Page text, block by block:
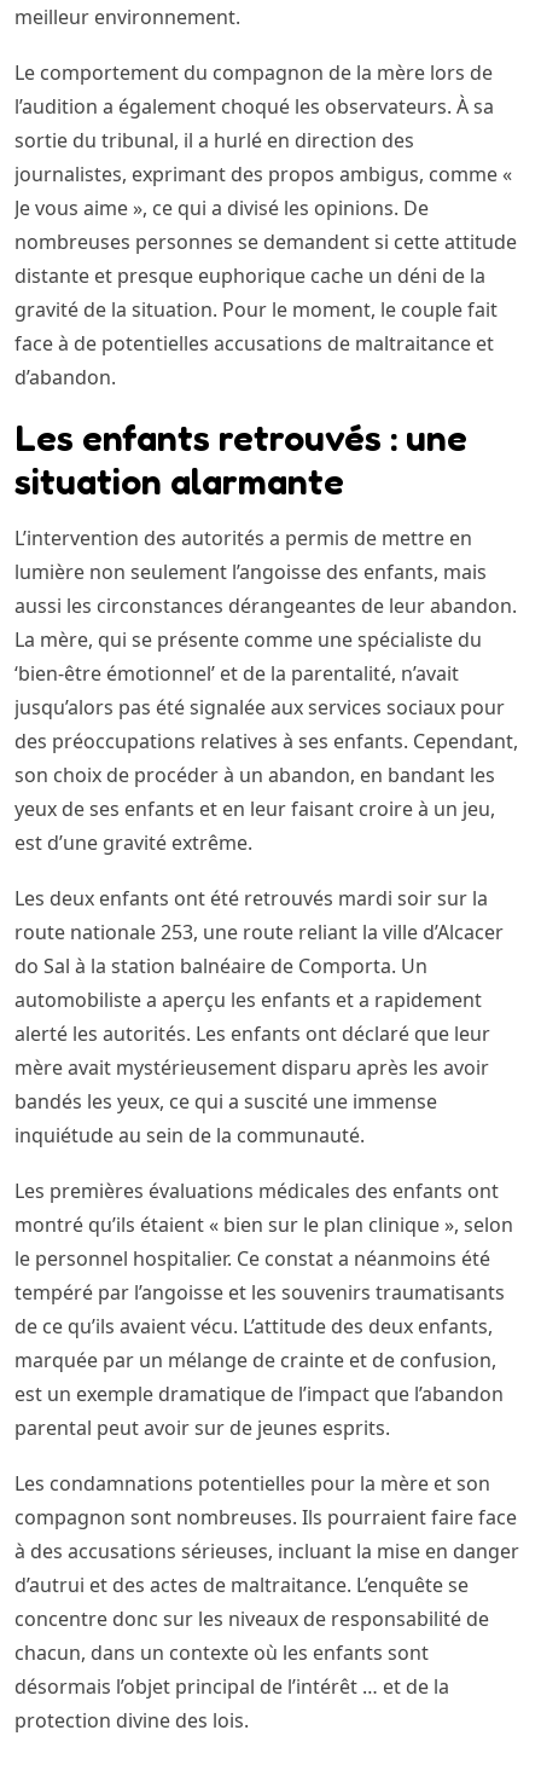
meilleur environnement.
Le comportement du compagnon de la mère lors de
l’audition a également choqué les observateurs. À sa
sortie du tribunal, il a hurlé en direction des
journalistes, exprimant des propos ambigus, comme «
Je vous aime », ce qui a divisé les opinions. De
nombreuses personnes se demandent si cette attitude
distante et presque euphorique cache un déni de la
gravité de la situation. Pour le moment, le couple fait
face à de potentielles accusations de maltraitance et
d’abandon.
Les enfants retrouvés : une
situation alarmante
L’intervention des autorités a permis de mettre en
lumière non seulement l’angoisse des enfants, mais
aussi les circonstances dérangeantes de leur abandon.
La mère, qui se présente comme une spécialiste du
‘bien-être émotionnel’ et de la parentalité, n’avait
jusqu’alors pas été signalée aux services sociaux pour
des préoccupations relatives à ses enfants. Cependant,
son choix de procéder à un abandon, en bandant les
yeux de ses enfants et en leur faisant croire à un jeu,
est d’une gravité extrême.
Les deux enfants ont été retrouvés mardi soir sur la
route nationale 253, une route reliant la ville d’Alcacer
do Sal à la station balnéaire de Comporta. Un
automobiliste a aperçu les enfants et a rapidement
alerté les autorités. Les enfants ont déclaré que leur
mère avait mystérieusement disparu après les avoir
bandés les yeux, ce qui a suscité une immense
inquiétude au sein de la communauté.
Les premières évaluations médicales des enfants ont
montré qu’ils étaient « bien sur le plan clinique », selon
le personnel hospitalier. Ce constat a néanmoins été
tempéré par l’angoisse et les souvenirs traumatisants
de ce qu’ils avaient vécu. L’attitude des deux enfants,
marquée par un mélange de crainte et de confusion,
est un exemple dramatique de l’impact que l’abandon
parental peut avoir sur de jeunes esprits.
Les condamnations potentielles pour la mère et son
compagnon sont nombreuses. Ils pourraient faire face
à des accusations sérieuses, incluant la mise en danger
d’autrui et des actes de maltraitance. L’enquête se
concentre donc sur les niveaux de responsabilité de
chacun, dans un contexte où les enfants sont
désormais l’objet principal de l’intérêt … et de la
protection divine des lois.